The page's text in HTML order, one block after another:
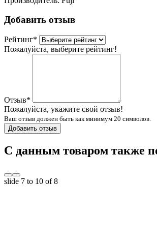
Добавить отзыв
Рейтинг*
Пожалуйста, выберите рейтинг!
Отзыв*
Пожалуйста, укажите свой отзыв!
Ваш отзыв должен быть как минимум 20 символов.
Добавить отзыв
С данным товаром также
slide 7 to 10 of 8